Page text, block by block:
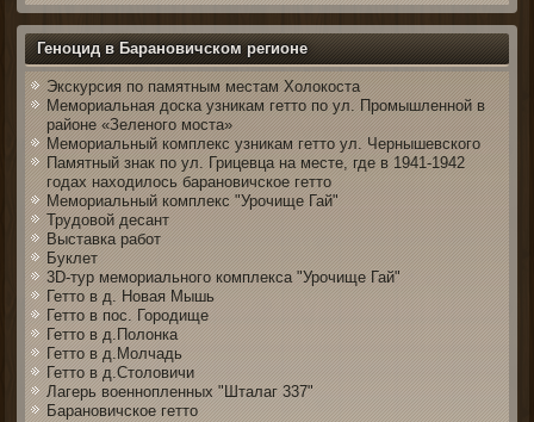
Геноцид в Барановичском регионе
Экскурсия по памятным местам Холокоста
Мемориальная доска узникам гетто по ул. Промышленной в
районе «Зеленого моста»
Мемориальный комплекс узникам гетто ул. Чернышевского
Памятный знак по ул. Грицевца на месте, где в 1941-1942
годах находилось барановичское гетто
Мемориальный комплекс "Урочище Гай"
Трудовой десант
Выставка работ
Буклет
3D-тур мемориального комплекса "Урочище Гай"
Гетто в д. Новая Мышь
Гетто в пос. Городище
Гетто в д.Полонка
Гетто в д.Молчадь
Гетто в д.Столовичи
Лагерь военнопленных "Шталаг 337"
Барановичское гетто